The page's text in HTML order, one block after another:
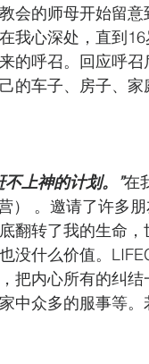
会的师母开始留
我心深处，直到
的呼召。回应呼
的车子、房子、家
上神的计划。”在
） 。邀请了许多
翻转了我的生命
没什么价值。
把内心所有的纠
中众多的服事等